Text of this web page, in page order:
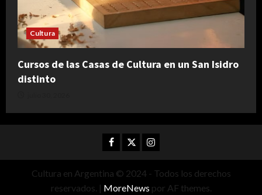
Cultura
Cursos de las Casas de Cultura en un San Isidro
distinto
Facebook
TwitterInstagram
Cultura en Argentina © 2024 - Todos los derechos
reservados. | MoreNews por AF themes.